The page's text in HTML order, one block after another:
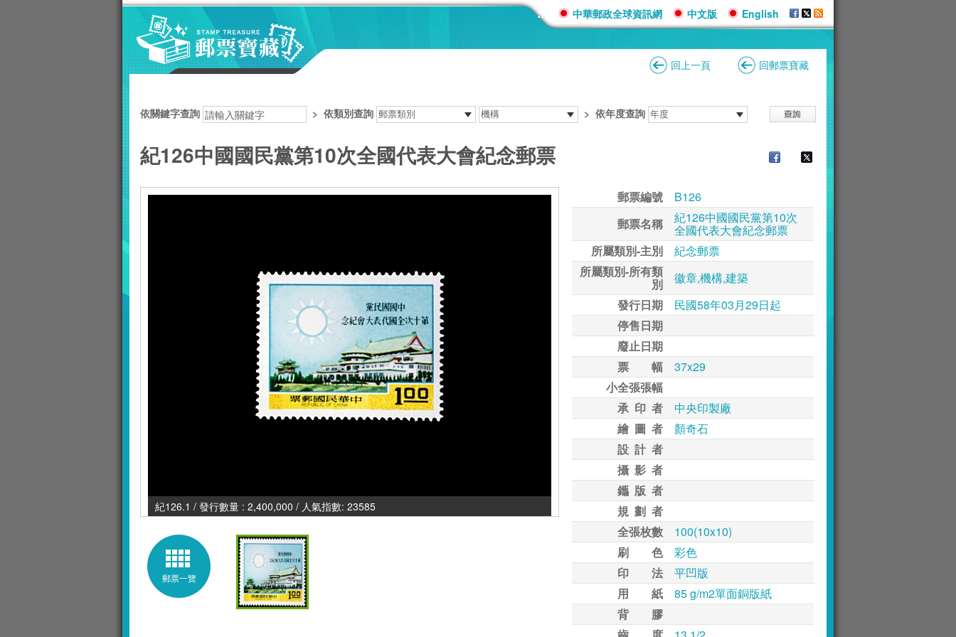
::: 中華郵政全球資訊網 中文版 English
回上一頁 回郵票寶藏
依關鍵字查詢 > 依類別查詢 > 依年度查詢
紀126中國國民黨第10次全國代表大會紀念郵票
紀126.1 / 發行數量 : 2,400,000 / 人氣指數: 23585
郵票一覽
郵票編號
B126
郵票名稱
紀126中國國民黨第10次
全國代表大會紀念郵票
所屬類別-主別
紀念郵票
所屬類別-所有類
別
徽章,機構,建築
發行日期
民國58年03月29日起
停售日期
廢止日期
票 幅
37x29
小全張張幅
承 印 者
中央印製廠
繪 圖 者
顏奇石
設 計 者
攝 影 者
鑴 版 者
規 劃 者
全張枚數
100(10x10)
刷 色
彩色
印 法
平凹版
用 紙
85 g/m2單面銅版紙
背 膠